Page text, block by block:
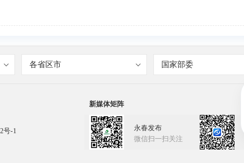
各省区市 国家部委
号-1
新媒体矩阵
永春发布
微信扫一扫关注